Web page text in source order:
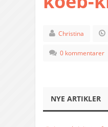
Christina
0 kommentarer
NYE ARTIKLER